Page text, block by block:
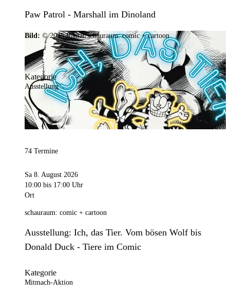
Paw Patrol - Marshall im Dinoland
Bild: © 2025 Ramar/schauraum: comic + cartoon
Kategorie
Ausstellung
74 Termine
Sa 8. August 2026
10:00 bis 17:00 Uhr
Ort
schauraum: comic + cartoon
Ausstellung: Ich, das Tier. Vom bösen Wolf bis
Donald Duck - Tiere im Comic
Kategorie
Mitmach-Aktion